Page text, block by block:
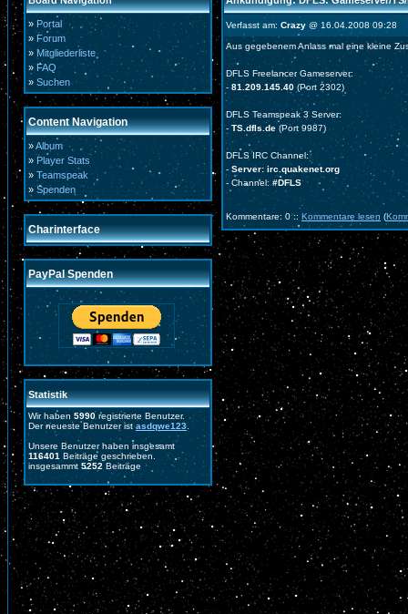
» Portal
» Forum
» Mitgliederliste
» FAQ
» Suchen
Content Navigation
»Album
» Player Stats
» Teamspeak
» Spenden
Charinterface
PayPal Spenden
Statistik
Wir haben 5990 registrierte Benutzer.
Der neueste Benutzer istasdqwe123
Unsere Benutzer haben insgesamt
116401 Beiträge geschrieben.
insgesammt 5252 Beiträge
Verfasst am: Crazy @ 16.04.2008 09:28
Aus gegebenem Anlass mal eine kleine
DFLS Freelancer Gameserver:
- 81.209.145.40(Port 2302)
DFLS Teamspeak 3 Server:
- TS.dfls.de (Port 9987)
DFLS IRC Channel:
- Server: irc.quakenet.org
- Channel:#DFLS
Kommentare: 0 :: Kommentare lesen (